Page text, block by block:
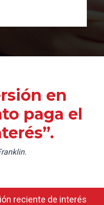
en
paga el
reciente de interés